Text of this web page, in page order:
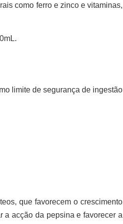
como ferro e zinco e vitaminas,
limite de segurança de ingestão
que favorecem o crescimento
a acção da pepsina e favorecer a